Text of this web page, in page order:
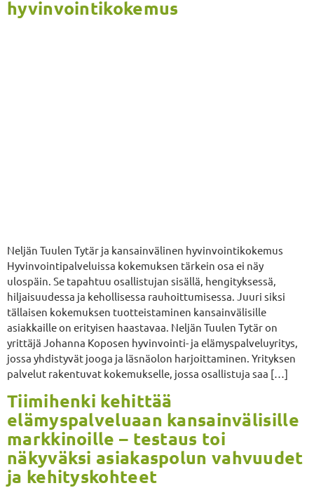
hyvinvointikokemus
Neljän Tuulen Tytär ja kansainvälinen hyvinvointikokemus
Hyvinvointipalveluissa kokemuksen tärkein osa ei näy
ulospäin. Se tapahtuu osallistujan sisällä, hengityksessä,
hiljaisuudessa ja kehollisessa rauhoittumisessa. Juuri siksi
tällaisen kokemuksen tuotteistaminen kansainvälisille
asiakkaille on erityisen haastavaa. Neljän Tuulen Tytär on
yrittäjä Johanna Koposen hyvinvointi- ja elämyspalveluyritys,
jossa yhdistyvät jooga ja läsnäolon harjoittaminen. Yrityksen
palvelut rakentuvat kokemukselle, jossa osallistuja saa […]
Tiimihenki kehittää
elämyspalveluaan kansainvälisille
markkinoille – testaus toi
näkyväksi asiakaspolun vahvuudet
ja kehityskohteet